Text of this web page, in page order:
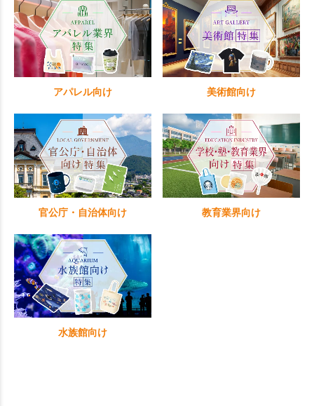
アパレル向け 美術館向け
官公庁・自治体向け 教育業界向け
水族館向け